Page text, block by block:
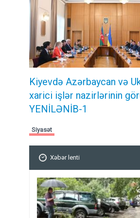
Kiyevdə Azərbaycan və
xarici işlər nazirlərinin
YENİLƏNİB-1
Siyasət
Xəbər lenti